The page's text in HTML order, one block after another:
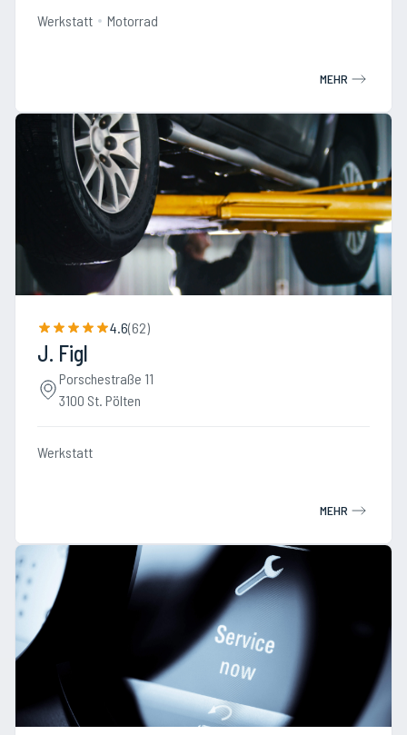
Werkstatt Motorrad
MEHR
4.6(62)
J. Figl
Porschestraße 11
3100 St. Pölten
Werkstatt
MEHR